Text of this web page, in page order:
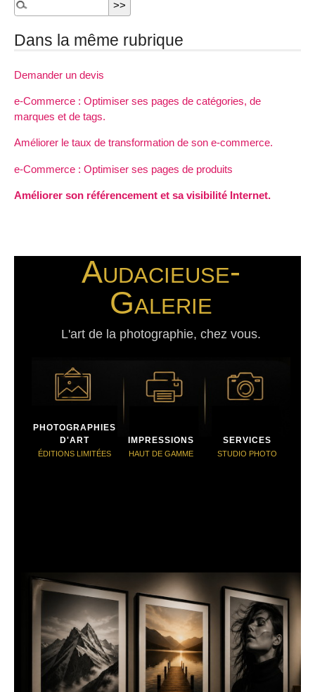
Dans la même rubrique
Demander un devis
e-Commerce : Optimiser ses pages de catégories, de
marques et de tags.
Améliorer le taux de transformation de son e-commerce.
e-Commerce : Optimiser ses pages de produits
Améliorer son référencement et sa visibilité Internet.
Audacieuse-
Galerie
L'art de la photographie, chez vous.
PHOTOGRAPHIES
D'ART
ÉDITIONS LIMITÉES
IMPRESSIONS
HAUT DE GAMME
SERVICES
STUDIO PHOTO